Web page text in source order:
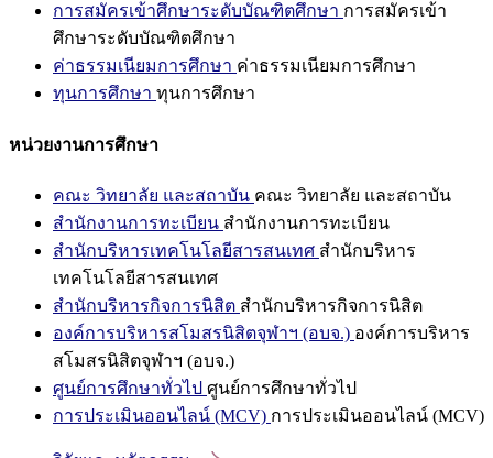
การสมัครเข้าศึกษาระดับบัณฑิตศึกษา การสมัครเข้า
ศึกษาระดับบัณฑิตศึกษา
ค่าธรรมเนียมการศึกษา ค่าธรรมเนียมการศึกษา
ทุนการศึกษา ทุนการศึกษา
หน่วยงานการศึกษา
คณะ วิทยาลัย และสถาบัน คณะ วิทยาลัย และสถาบัน
สำนักงานการทะเบียน สำนักงานการทะเบียน
สำนักบริหารเทคโนโลยีสารสนเทศ สำนักบริหาร
เทคโนโลยีสารสนเทศ
สำนักบริหารกิจการนิสิต สำนักบริหารกิจการนิสิต
องค์การบริหารสโมสรนิสิตจุฬาฯ (อบจ.) องค์การบริหาร
สโมสรนิสิตจุฬาฯ (อบจ.)
ศูนย์การศึกษาทั่วไป ศูนย์การศึกษาทั่วไป
การประเมินออนไลน์ (MCV) การประเมินออนไลน์ (MCV)